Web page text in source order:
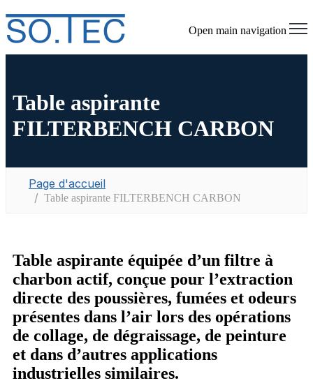
Open main navigation
Table aspirante
FILTERBENCH CARBON
Page d'accueil
Table aspirante FILTERBENCH CARBON
Table aspirante équipée d’un filtre à
charbon actif, conçue pour l’extraction
directe des poussières, fumées et odeurs
présentes dans l’air lors des opérations
de collage, de dégraissage, de peinture
et dans d’autres applications
industrielles similaires.